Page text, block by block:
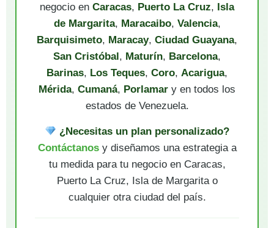
negocio en Caracas, Puerto La Cruz, Isla
de Margarita, Maracaibo, Valencia,
Barquisimeto, Maracay, Ciudad Guayana,
San Cristóbal, Maturín, Barcelona,
Barinas, Los Teques, Coro, Acarigua,
Mérida, Cumaná, Porlamar y en todos los
estados de Venezuela.
¿Necesitas un plan personalizado?
Contáctanosy diseñamos una estrategia a
tu medida para tu negocio en Caracas,
Puerto La Cruz, Isla de Margarita o
cualquier otra ciudad del país.